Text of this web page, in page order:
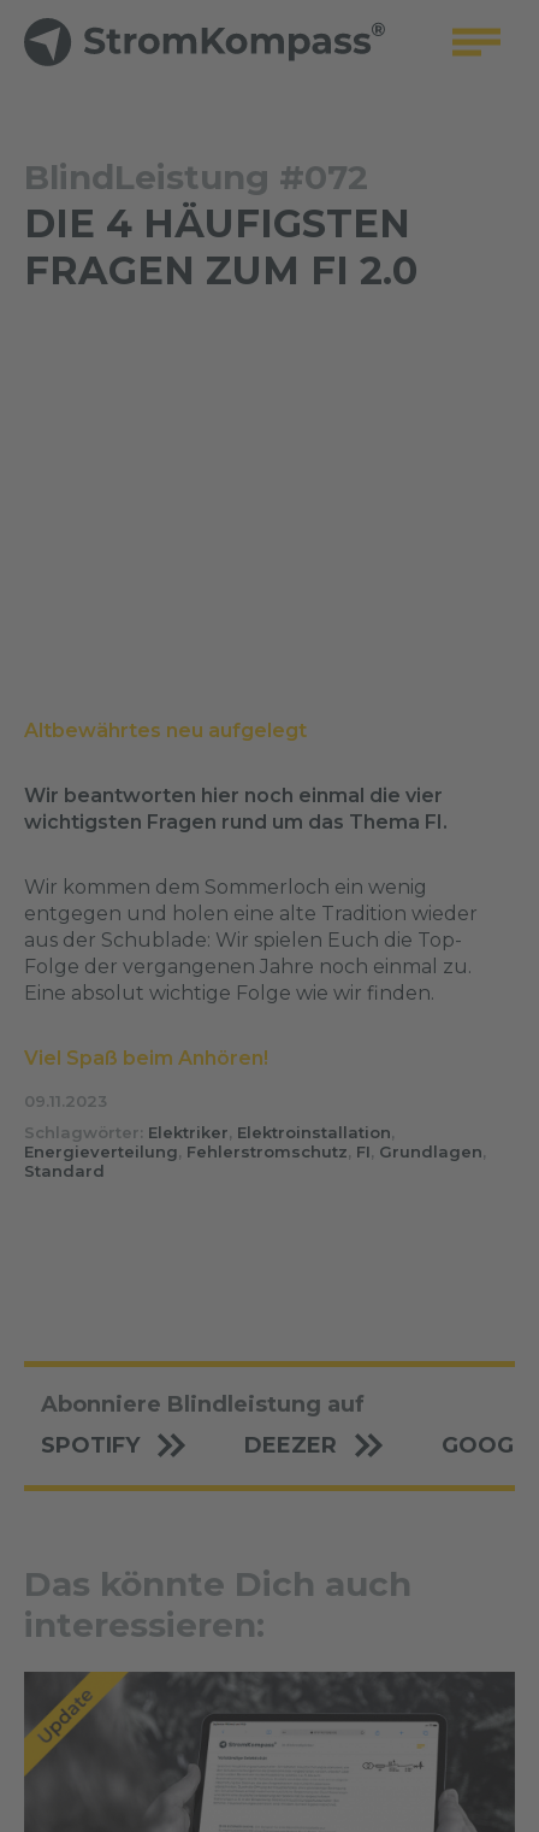
BlindLeistung #072
DIE 4 HÄUFIGSTEN
FRAGEN ZUM FI 2.0
Altbewährtes neu aufgelegt
Wir beantworten hier noch einmal die vier
wichtigsten Fragen rund um das Thema FI.
Wir kommen dem Sommerloch ein wenig
entgegen und holen eine alte Tradition wieder
aus der Schublade: Wir spielen Euch die Top-
Folge der vergangenen Jahre noch einmal zu.
Eine absolut wichtige Folge wie wir finden.
Viel Spaß beim Anhören!
09.11.2023
Schlagwörter: Elektriker, Elektroinstallation,
Energieverteilung, Fehlerstromschutz, FI, Grundlagen,
Standard
Abonniere Blindleistung auf
SPOTIFY
DEEZER
Das könnte Dich auch
interessieren: